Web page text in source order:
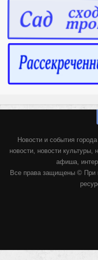
Новости и события
новости, новости культуры,
афиша,
Все права защищены © При